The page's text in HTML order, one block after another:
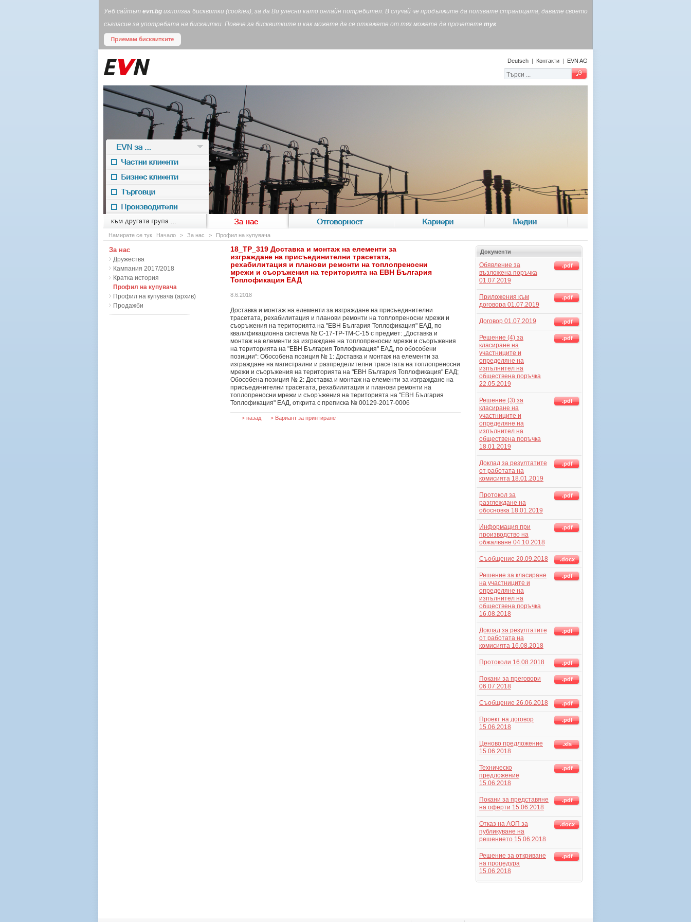
Уеб сайтът evn.bg използва бисквитки (cookies), за да Ви улесни като онлайн потребител. В случай че продължите да ползвате страницата, давате своето
съгласие за употребата на бисквитки. Повече за бисквитките и как можете да се откажете от тях можете да прочетете тук
Deutsch | Контакти | EVN AG
към другата група ... За нас Отговорност Кариери Медии
EVN for
EVN за ...
Частни клиенти
Бизнес клиенти
Търговци
Производители
Намирате се тук Начало > За нас > Профил на купувача
18_ТР_319 Доставка и монтаж на елементи за
изграждане на присъединителни трасетата,
рехабилитация и планови ремонти на топлопреносни
мрежи и съоръжения на територията на ЕВН България
Топлофикация ЕАД
8.6.2018
Доставка и монтаж на елементи за изграждане на присъединителни
трасетата, рехабилитация и планови ремонти на топлопреносни мрежи и
съоръжения на територията на "ЕВН България Топлофикация" ЕАД, по
квалификационна система № С-17-TP-TM-С-15 с предмет: „Доставка и
монтаж на елементи за изграждане на топлопреносни мрежи и съоръжения
на територията на "ЕВН България Топлофикация" ЕАД, по обособени
позиции“: Обособена позиция № 1: Доставка и монтаж на елементи за
изграждане на магистрални и разпределителни трасетата на топлопреносни
мрежи и съоръжения на територията на "ЕВН България Топлофикация" ЕАД;
Обособена позиция № 2: Доставка и монтаж на елементи за изграждане на
присъединителни трасетата, рехабилитация и планови ремонти на
топлопреносни мрежи и съоръжения на територията на "ЕВН България
Топлофикация" ЕАД, открита с преписка № 00129-2017-0006
> назад > Вариант за принтиране
За нас
Дружества
Кампания 2017/2018
Кратка история
Профил на купувача
Профил на купувача (архив)
Продажби
Документи
Обявление за
възложена поръчка
01.07.2019
.pdf
Приложения към
договора 01.07.2019
.pdf
Договор 01.07.2019 .pdf
Решение (4) за
класиране на
участниците и
определяне на
изпълнител на
обществена поръчка
22.05.2019
.pdf
Решение (3) за
класиране на
участниците и
определяне на
изпълнител на
обществена поръчка
18.01.2019
.pdf
Доклад за резултатите
от работата на
комисията 18.01.2019
.pdf
Протокол за
разглеждане на
обосновка 18.01.2019
.pdf
Информация при
производство на
обжалване 04.10.2018
.pdf
Съобщение 20.09.2018 .docx
Решение за класиране
на участниците и
определяне на
изпълнител на
обществена поръчка
16.08.2018
.pdf
Доклад за резултатите
от работата на
комисията 16.08.2018
.pdf
Протоколи 16.08.2018 .pdf
Покани за преговори
06.07.2018
.pdf
Съобщение 26.06.2018 .pdf
Проект на договор
15.06.2018
.pdf
Ценово предложение
15.06.2018
.xls
Техническо
предложение
15.06.2018
.pdf
Покани за представяне
на оферти 15.06.2018
.pdf
Отказ на АОП за
публикуване на
решението 15.06.2018
.docx
Решение за откриване
на процедура
15.06.2018
.pdf